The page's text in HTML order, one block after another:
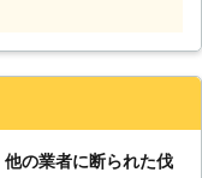
かせください。得意な
傷をつけないようにす
の業者に断られた伐